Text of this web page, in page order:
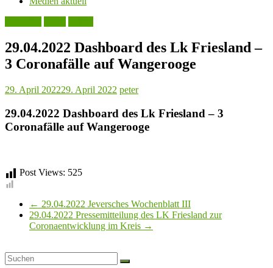
29.04.2022 Dashboard des Lk Friesland –
3 Coronafälle auf Wangerooge
29. April 202229. April 2022 peter
29.04.2022 Dashboard des Lk Friesland – 3
Coronafälle auf Wangerooge
Post Views: 525
← 29.04.2022 Jeversches Wochenblatt III
29.04.2022 Pressemitteilung des LK Friesland zur
Coronaentwicklung im Kreis →